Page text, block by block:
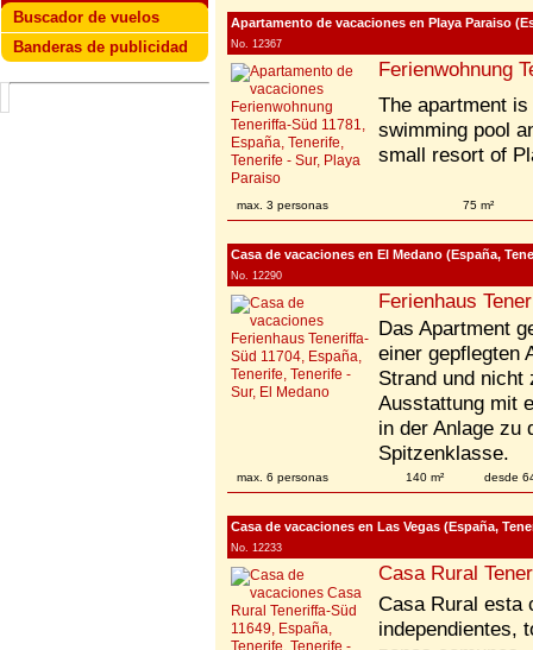
Buscador de vuelos
Banderas de publicidad
Apartamento de vacaciones en Playa Paraiso
No. 12367
Ferienwohnung
The apartment
swimming pool
small resort of
max. 3 personas 75 m²
Casa de vacaciones en El Medano (España,
No. 12290
Ferienhaus
Das Apartment
einer gepflegten
Strand und
Ausstattung mit
in der Anlage zu
Spitzenklasse.
max. 6 personas 140 m² desde
Casa de vacaciones en Las Vegas (España,
No. 12233
Casa Rural
Casa Rural esta
independientes,